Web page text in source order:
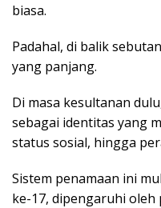
biasa.
Padahal, di balik
yang panjang.
Di masa kesultanan
sebagai identitas yang
status sosial, hingga
Sistem penamaan ini
ke-17, dipengaruhi oleh